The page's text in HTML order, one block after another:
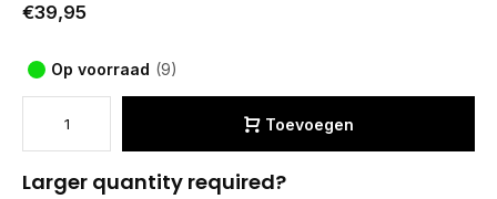
€39,95
Op voorraad (9)
Toevoegen
Larger quantity required?